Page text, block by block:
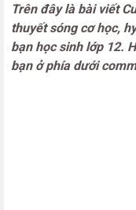
Trên đây là bài viết
thuyết sóng cơ học,
bạn học sinh lớp 12.
bạn ở phía dưới